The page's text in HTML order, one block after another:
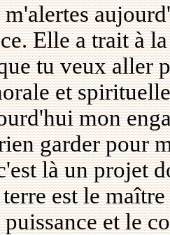
m'alertes
Elle a trait à
tu veux aller
et
mon
garder pour
là un projet
est le
et le